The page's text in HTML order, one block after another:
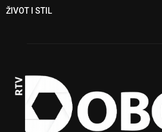
ŽIVOT I STIL